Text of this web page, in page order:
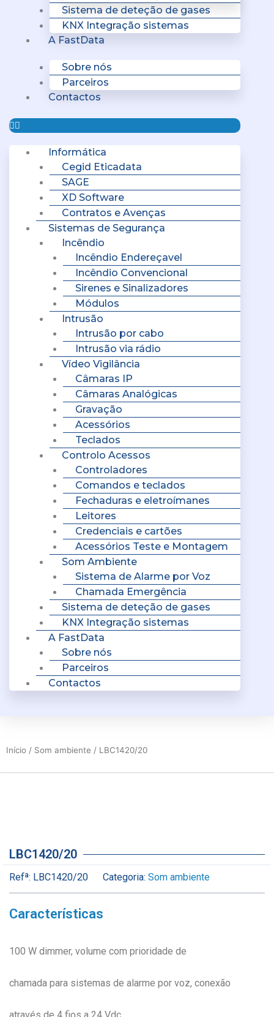
Sistema de deteção de gases
KNX Integração sistemas
A FastData
Sobre nós
Parceiros
Contactos
Informática
Cegid Eticadata
SAGE
XD Software
Contratos e Avenças
Sistemas de Segurança
Incêndio
Incêndio Endereçavel
Incêndio Convencional
Sirenes e Sinalizadores
Módulos
Intrusão
Intrusão por cabo
Intrusão via rádio
Vídeo Vigilância
Câmaras IP
Câmaras Analógicas
Gravação
Acessórios
Teclados
Controlo Acessos
Controladores
Comandos e teclados
Fechaduras e eletroímanes
Leitores
Credenciais e cartões
Acessórios Teste e Montagem
Som Ambiente
Sistema de Alarme por Voz
Chamada Emergência
Sistema de deteção de gases
KNX Integração sistemas
A FastData
Sobre nós
Parceiros
Contactos
Início / Som ambiente / LBC1420/20
LBC1420/20
Refª: LBC1420/20 Categoria: Som ambiente
Características
100 W dimmer, volume com prioridade de
chamada para sistemas de alarme por voz, conexão